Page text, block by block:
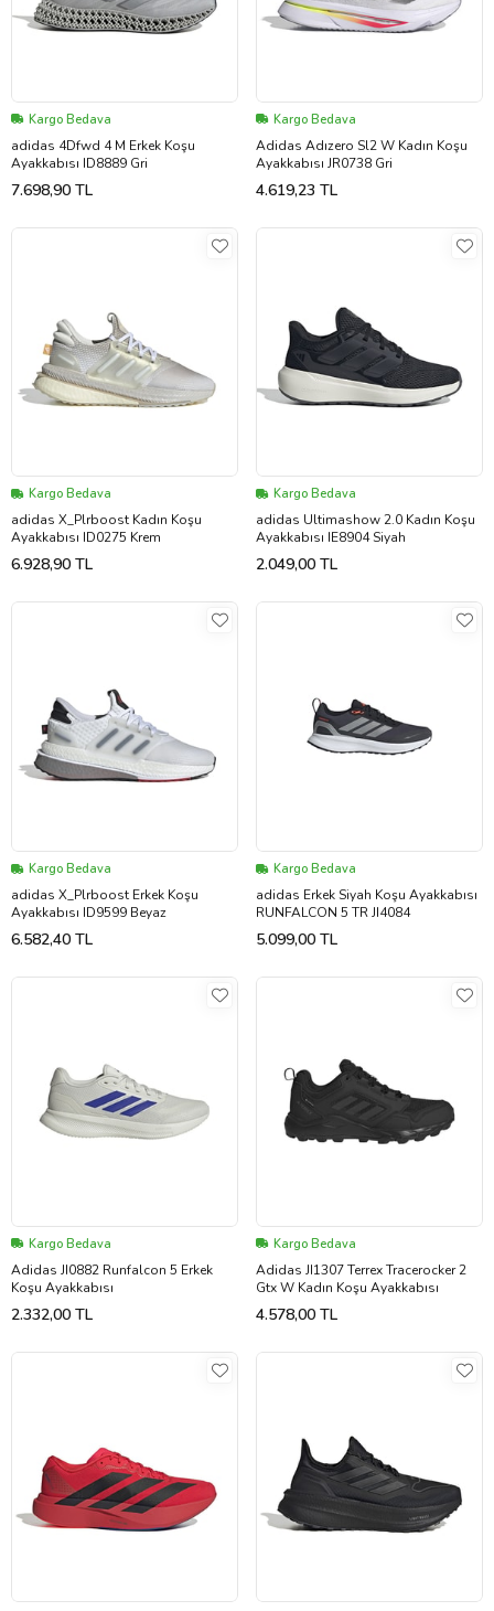
Kargo Bedava
adidas 4Dfwd 4 M Erkek Koşu
Ayakkabısı ID8889 Gri
7.698,90 TL
Kargo Bedava
Adidas Adızero Sl2 W Kadın Koşu
Ayakkabısı JR0738 Gri
4.619,23 TL
Kargo Bedava
adidas X_Plrboost Kadın Koşu
Ayakkabısı ID0275 Krem
6.928,90 TL
Kargo Bedava
adidas Ultimashow 2.0 Kadın Koşu
Ayakkabısı IE8904 Siyah
2.049,00 TL
Kargo Bedava
adidas X_Plrboost Erkek Koşu
Ayakkabısı ID9599 Beyaz
6.582,40 TL
Kargo Bedava
adidas Erkek Siyah Koşu Ayakkabısı
RUNFALCON 5 TR JI4084
5.099,00 TL
Kargo Bedava
Adidas JI0882 Runfalcon 5 Erkek
Koşu Ayakkabısı
2.332,00 TL
Kargo Bedava
Adidas JI1307 Terrex Tracerocker 2
Gtx W Kadın Koşu Ayakkabısı
4.578,00 TL